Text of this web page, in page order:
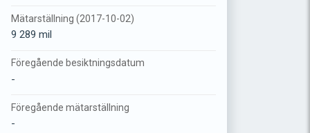
Mätarställning (2017-10-02)
9 289 mil
Föregående besiktningsdatum
-
Föregående mätarställning
-